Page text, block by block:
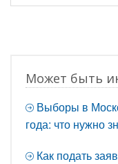
Может быть
Выборы в
года: что нужно
Как подать